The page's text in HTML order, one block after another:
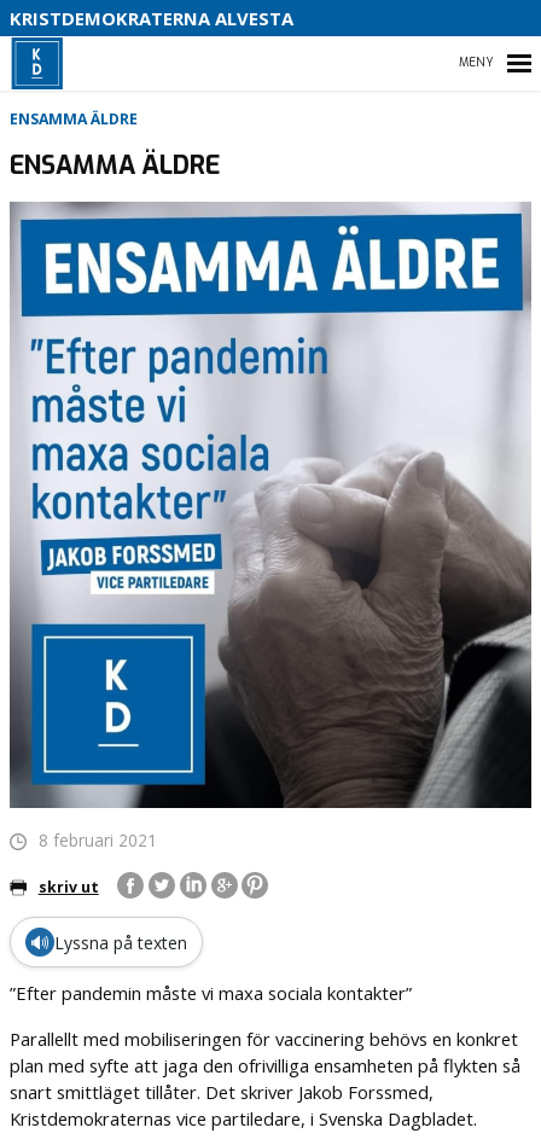
KRISTDEMOKRATERNA ALVESTA
HEM
EVENT
INSÄNDARE
MOTIONER
STYRELSEN
ENSAMMA ÄLDRE
ENSAMMA ÄLDRE
8 februari 2021
skriv ut
🔊 Lyssna på texten
”Efter pandemin måste vi maxa sociala kontakter”
Parallellt med mobiliseringen för vaccinering behövs en konkret
plan med syfte att jaga den ofrivilliga ensamheten på flykten så
snart smittläget tillåter. Det skriver Jakob Forssmed,
Kristdemokraternas vice partiledare, i Svenska Dagbladet.